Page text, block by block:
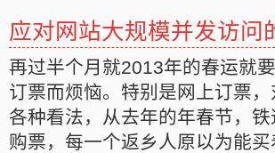
应对网站大规模并发访问
再过半个月就2013年的春运就
订票而烦恼。特别是网上订票
各种看法，从去年的年春节，
购票，每一个返乡人原以为能